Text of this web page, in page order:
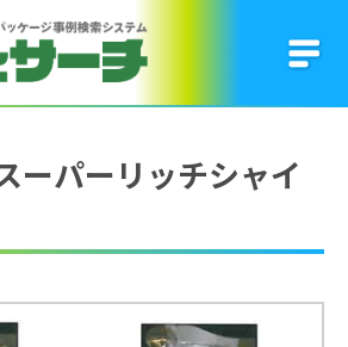
パーリッチシャイ